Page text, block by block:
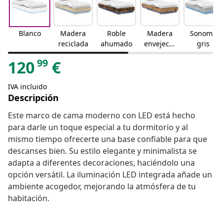
Blanco
Madera
reciclada
Roble
ahumado
Madera
envejecid
a
Sonoma
gris
12099 €
IVA incluido
Descripción
Este marco de cama moderno con LED está hecho
para darle un toque especial a tu dormitorio y al
mismo tiempo ofrecerte una base confiable para que
descanses bien. Su estilo elegante y minimalista se
adapta a diferentes decoraciones, haciéndolo una
opción versátil. La iluminación LED integrada añade un
ambiente acogedor, mejorando la atmósfera de tu
habitación.